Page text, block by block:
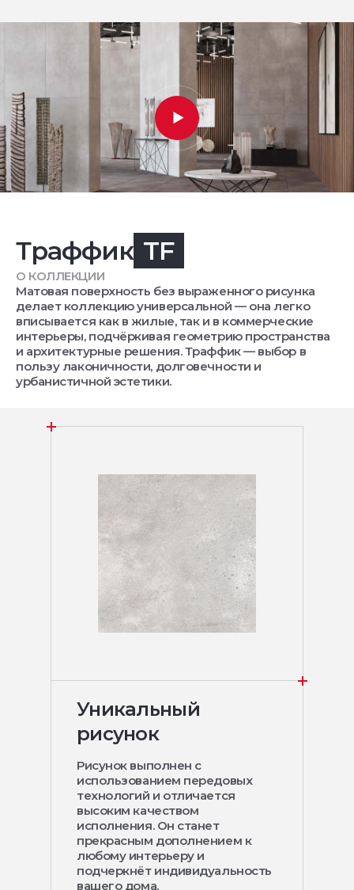
Траффик TF
О КОЛЛЕКЦИИ
Матовая поверхность без выраженного рисунка
делает коллекцию универсальной — она легко
вписывается как в жилые, так и в коммерческие
интерьеры, подчёркивая геометрию пространства
и архитектурные решения. Траффик — выбор в
пользу лаконичности, долговечности и
урбанистичной эстетики.
Уникальный
рисунок
Рисунок выполнен с
использованием передовых
технологий и отличается
высоким качеством
исполнения. Он станет
прекрасным дополнением к
любому интерьеру и
подчеркнёт индивидуальность
вашего дома.